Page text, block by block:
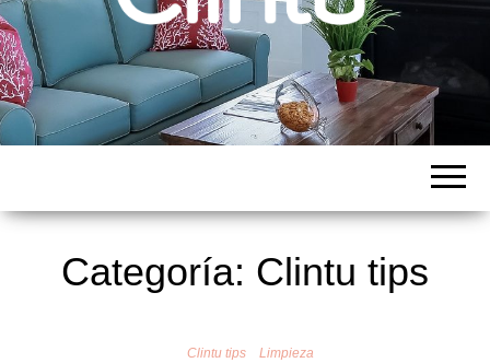
CLINTU BLOG
Categoría: Clintu tips
Clintu tips Limpieza